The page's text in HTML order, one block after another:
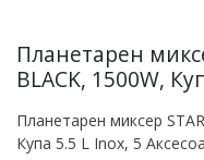
Планетарен
BLACK, 1500W,
Планетарен миксер
Купа 5.5 L Inox, 5